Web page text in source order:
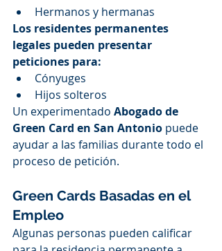
Hermanos y hermanas
Los residentes permanentes
legales pueden presentar
peticiones para:
Cónyuges
Hijos solteros
Un experimentado Abogado de
Green Card en San Antonio puede
ayudar a las familias durante todo el
proceso de petición.
Green Cards Basadas en el
Empleo
Algunas personas pueden calificar